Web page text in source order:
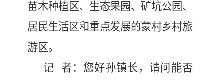
苗木种植区、生态果园、矿坑公园、
居民生活区和重点发展的蒙村乡村旅
游区。
记
者：您好孙镇长，请问能否